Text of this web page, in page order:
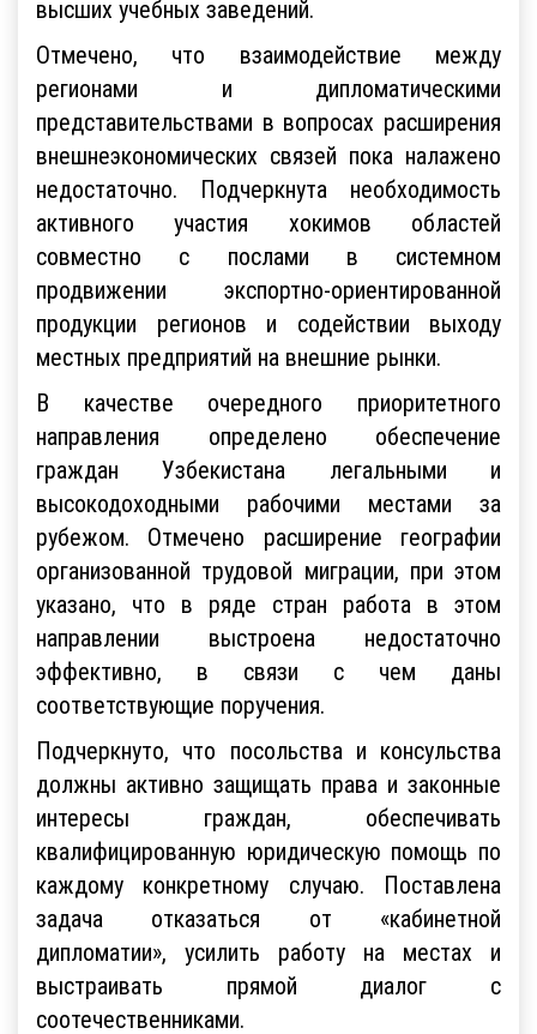
высших учебных заведений.
Отмечено, что взаимодействие между
регионами и дипломатическими
представительствами в вопросах расширения
внешнеэкономических связей пока налажено
недостаточно. Подчеркнута необходимость
активного участия хокимов областей
совместно с послами в системном
продвижении экспортно-ориентированной
продукции регионов и содействии выходу
местных предприятий на внешние рынки.
В качестве очередного приоритетного
направления определено обеспечение
граждан Узбекистана легальными и
высокодоходными рабочими местами за
рубежом. Отмечено расширение географии
организованной трудовой миграции, при этом
указано, что в ряде стран работа в этом
направлении выстроена недостаточно
эффективно, в связи с чем даны
соответствующие поручения.
Подчеркнуто, что посольства и консульства
должны активно защищать права и законные
интересы граждан, обеспечивать
квалифицированную юридическую помощь по
каждому конкретному случаю. Поставлена
задача отказаться от «кабинетной
дипломатии», усилить работу на местах и
выстраивать прямой диалог с
соотечественниками.